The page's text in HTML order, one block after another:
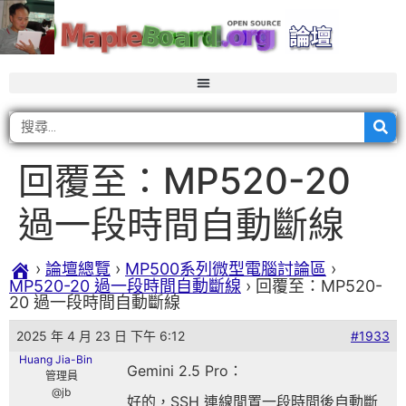
回覆至：MP520-20
過一段時間自動斷線
› 論壇總覽 › MP500系列微型電腦討論區 ›
MP520-20 過一段時間自動斷線 › 回覆至：MP520-
20 過一段時間自動斷線
2025 年 4 月 23 日 下午 6:12 #1933
Huang Jia-Bin
管理員
@jb
Gemini 2.5 Pro：
好的，SSH 連線閒置一段時間後自動斷